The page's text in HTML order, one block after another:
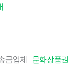
금업체 문화상품권